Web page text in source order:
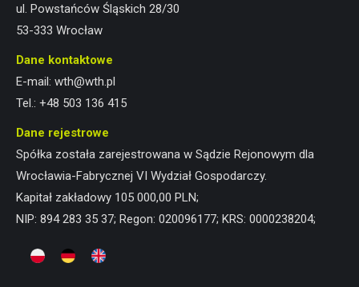
ul. Powstańców Śląskich 28/30
53-333 Wrocław
Dane kontaktowe
E-mail: wth@wth.pl
Tel.: +48 503 136 415
Dane rejestrowe
Spółka została zarejestrowana w Sądzie Rejonowym dla
Wrocławia-Fabrycznej VI Wydział Gospodarczy.
Kapitał zakładowy 105 000,00 PLN;
NIP: 894 283 35 37; Regon: 020096177; KRS: 0000238204;